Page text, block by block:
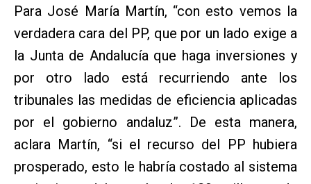
Para José María Martín, “con esto vemos la
verdadera cara del PP, que por un lado exige a
la Junta de Andalucía que haga inversiones y
por otro lado está recurriendo ante los
tribunales las medidas de eficiencia aplicadas
por el gobierno andaluz”. De esta manera,
aclara Martín, “si el recurso del PP hubiera
prosperado, esto le habría costado al sistema